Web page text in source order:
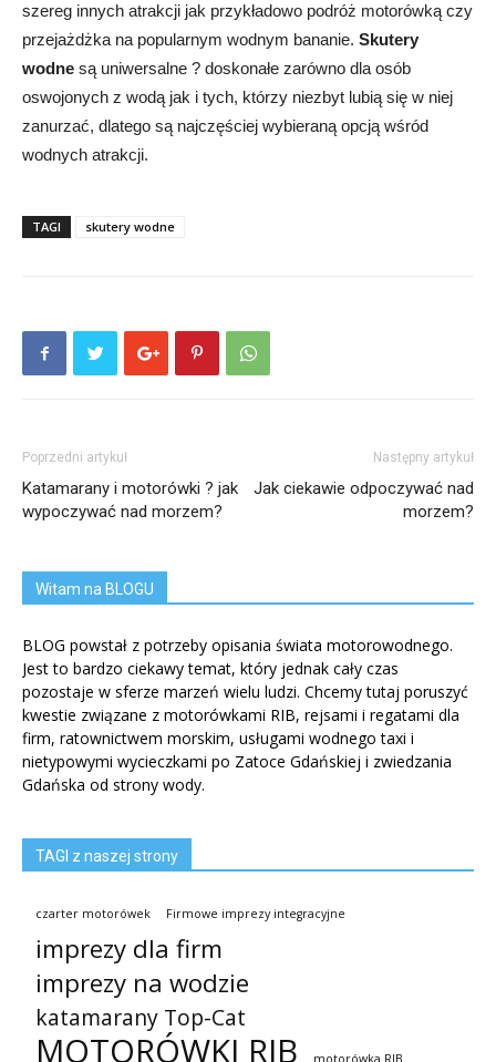
szereg innych atrakcji jak przykładowo podróż motorówką czy
przejażdżka na popularnym wodnym bananie. Skutery
wodne są uniwersalne ? doskonałe zarówno dla osób
oswojonych z wodą jak i tych, którzy niezbyt lubią się w niej
zanurzać, dlatego są najczęściej wybieraną opcją wśród
wodnych atrakcji.
TAGI skutery wodne
Poprzedni artykuł
Katamarany i motorówki ? jak
wypoczywać nad morzem?
Następny artykuł
Jak ciekawie odpoczywać nad
morzem?
Witam na BLOGU
BLOG powstał z potrzeby opisania świata motorowodnego.
Jest to bardzo ciekawy temat, który jednak cały czas
pozostaje w sferze marzeń wielu ludzi. Chcemy tutaj poruszyć
kwestie związane z motorówkami RIB, rejsami i regatami dla
firm, ratownictwem morskim, usługami wodnego taxi i
nietypowymi wycieczkami po Zatoce Gdańskiej i zwiedzania
Gdańska od strony wody.
TAGI z naszej strony
czarter motorówek Firmowe imprezy integracyjne
imprezy dla firm
imprezy na wodzie
katamarany Top-Cat
MOTORÓWKI RIB